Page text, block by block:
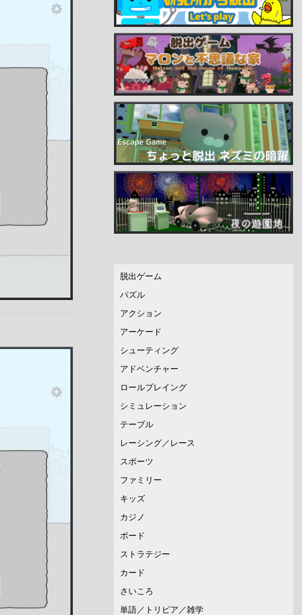
脱出ゲーム
パズル
アクション
アーケード
シューティング
アドベンチャー
ロールプレイング
シミュレーション
テーブル
レーシング／レース
スポーツ
ファミリー
キッズ
カジノ
ボード
ストラテジー
カード
さいころ
単語／トリビア／雑学